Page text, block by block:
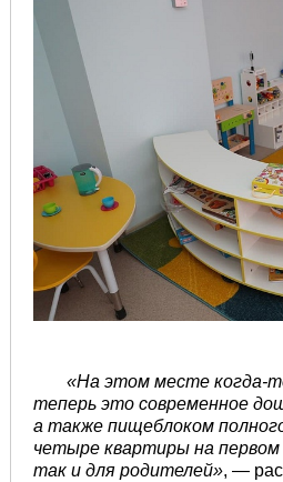
«На этом месте когда-
теперь это современное
а также пищеблоком
четыре квартиры на
так и для родителей», —